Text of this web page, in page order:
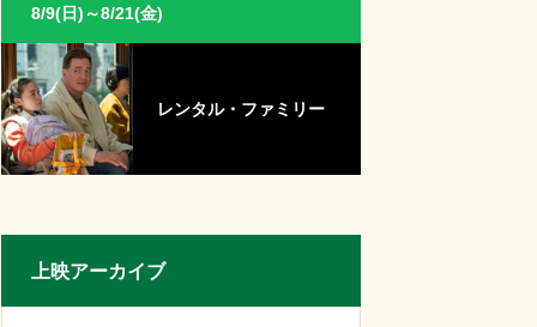
8/9(日)～8/21(金)
レンタル・ファミリー
上映アーカイブ